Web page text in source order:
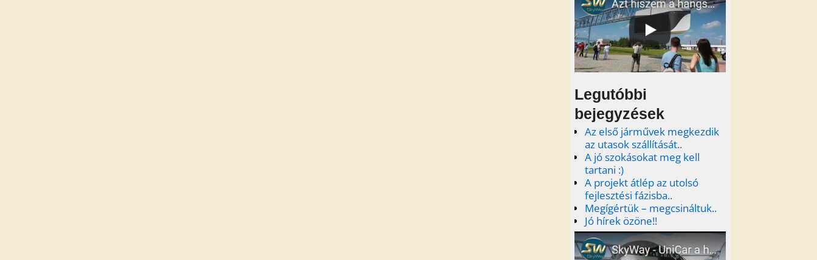
Legutóbbi
bejegyzések
Az első járművek megkezdik
az utasok szállítását..
A jó szokásokat meg kell
tartani :)
A projekt átlép az utolsó
fejlesztési fázisba..
Megígértük – megcsináltuk..
Jó hírek özöne!!